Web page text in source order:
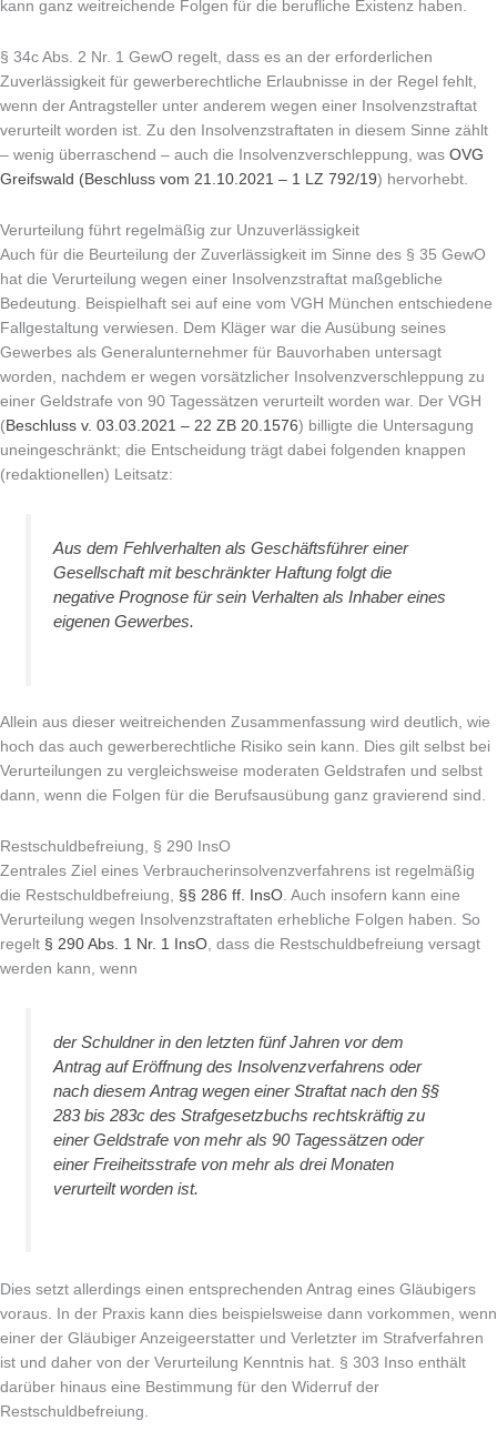
kann ganz weitreichende Folgen für die berufliche Existenz haben.
§ 34c Abs. 2 Nr. 1 GewO regelt, dass es an der erforderlichen
Zuverlässigkeit für gewerberechtliche Erlaubnisse in der Regel fehlt,
wenn der Antragsteller unter anderem wegen einer Insolvenzstraftat
verurteilt worden ist. Zu den Insolvenzstraftaten in diesem Sinne zählt
– wenig überraschend – auch die Insolvenzverschleppung, was OVG
Greifswald (Beschluss vom 21.10.2021 – 1 LZ 792/19) hervorhebt.
Verurteilung führt regelmäßig zur Unzuverlässigkeit
Auch für die Beurteilung der Zuverlässigkeit im Sinne des § 35 GewO
hat die Verurteilung wegen einer Insolvenzstraftat maßgebliche
Bedeutung. Beispielhaft sei auf eine vom VGH München entschiedene
Fallgestaltung verwiesen. Dem Kläger war die Ausübung seines
Gewerbes als Generalunternehmer für Bauvorhaben untersagt
worden, nachdem er wegen vorsätzlicher Insolvenzverschleppung zu
einer Geldstrafe von 90 Tagessätzen verurteilt worden war. Der VGH
(Beschluss v. 03.03.2021 – 22 ZB 20.1576) billigte die Untersagung
uneingeschränkt; die Entscheidung trägt dabei folgenden knappen
(redaktionellen) Leitsatz:
Aus dem Fehlverhalten als Geschäftsführer einer
Gesellschaft mit beschränkter Haftung folgt die
negative Prognose für sein Verhalten als Inhaber eines
eigenen Gewerbes.
Allein aus dieser weitreichenden Zusammenfassung wird deutlich, wie
hoch das auch gewerberechtliche Risiko sein kann. Dies gilt selbst bei
Verurteilungen zu vergleichsweise moderaten Geldstrafen und selbst
dann, wenn die Folgen für die Berufsausübung ganz gravierend sind.
Restschuldbefreiung, § 290 InsO
Zentrales Ziel eines Verbraucherinsolvenzverfahrens ist regelmäßig
die Restschuldbefreiung, §§ 286 ff. InsO. Auch insofern kann eine
Verurteilung wegen Insolvenzstraftaten erhebliche Folgen haben. So
regelt § 290 Abs. 1 Nr. 1 InsO, dass die Restschuldbefreiung versagt
werden kann, wenn
der Schuldner in den letzten fünf Jahren vor dem
Antrag auf Eröffnung des Insolvenzverfahrens oder
nach diesem Antrag wegen einer Straftat nach den §§
283 bis 283c des Strafgesetzbuchs rechtskräftig zu
einer Geldstrafe von mehr als 90 Tagessätzen oder
einer Freiheitsstrafe von mehr als drei Monaten
verurteilt worden ist.
Dies setzt allerdings einen entsprechenden Antrag eines Gläubigers
voraus. In der Praxis kann dies beispielsweise dann vorkommen, wenn
einer der Gläubiger Anzeigeerstatter und Verletzter im Strafverfahren
ist und daher von der Verurteilung Kenntnis hat. § 303 Inso enthält
darüber hinaus eine Bestimmung für den Widerruf der
Restschuldbefreiung.